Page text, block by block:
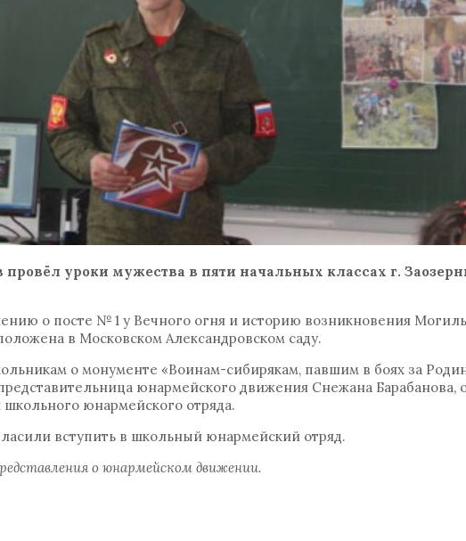
провёл уроки мужества в пяти начальных классах г.
о посте № 1 у Вечного огня и историю возникновения
в Московском Александровском саду.
о монументе «Воинам-сибирякам, павшим в боях за
юнармейского движения Снежана Барабанова,
школьного юнармейского отряда.
вступить в школьный юнармейский отряд.
о юнармейском движении.